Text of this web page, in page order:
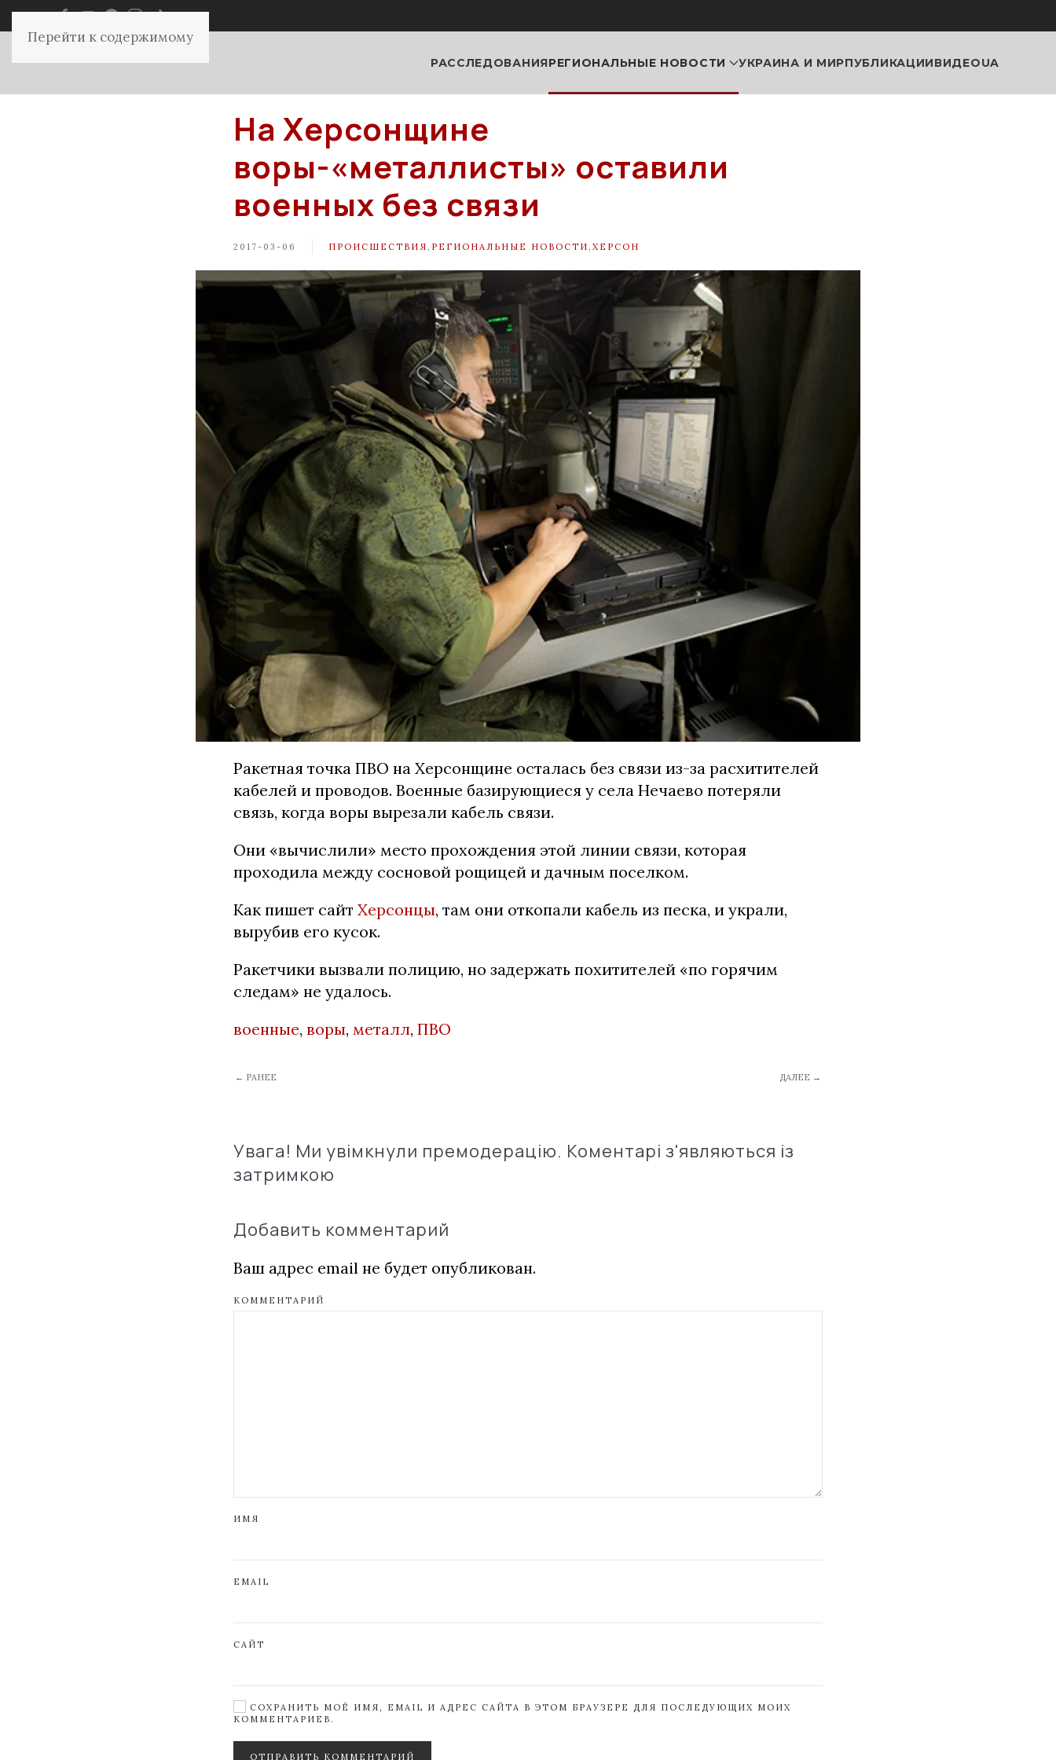
Перейти к содержимому
РАССЛЕДОВАНИЯРЕГИОНАЛЬНЫЕ НОВОСТИ УКРАИНА И МИРПУБЛИКАЦИИВИДЕОUA
На Херсонщине
воры-«металлисты» оставили
военных без связи
2017-03-06 ПРОИСШЕСТВИЯ РЕГИОНАЛЬНЫЕ НОВОСТИ ХЕРСОН
Ракетная точка ПВО на Херсонщине осталась без связи из-за расхитителей
кабелей и проводов. Военные базирующиеся у села Нечаево потеряли
связь, когда воры вырезали кабель связи.
Они «вычислили» место прохождения этой линии связи, которая
проходила между сосновой рощицей и дачным поселком.
Как пишет сайт Херсонцы, там они откопали кабель из песка, и украли,
вырубив его кусок.
Ракетчики вызвали полицию, но задержать похитителей «по горячим
следам» не удалось.
военные, воры, металл, ПВО
← РАНЕЕ ДАЛЕЕ →
Увага! Ми увімкнули премодерацію. Коментарі з'являються із
затримкою
Добавить комментарий
Ваш адрес email не будет опубликован.
КОММЕНТАРИЙ
ИМЯ
EMAIL
САЙТ
СОХРАНИТЬ МОЁ ИМЯ, EMAIL И АДРЕС САЙТА В ЭТОМ БРАУЗЕРЕ ДЛЯ ПОСЛЕДУЮЩИХ МОИХ
КОММЕНТАРИЕВ.
ОТПРАВИТЬ КОММЕНТАРИЙ